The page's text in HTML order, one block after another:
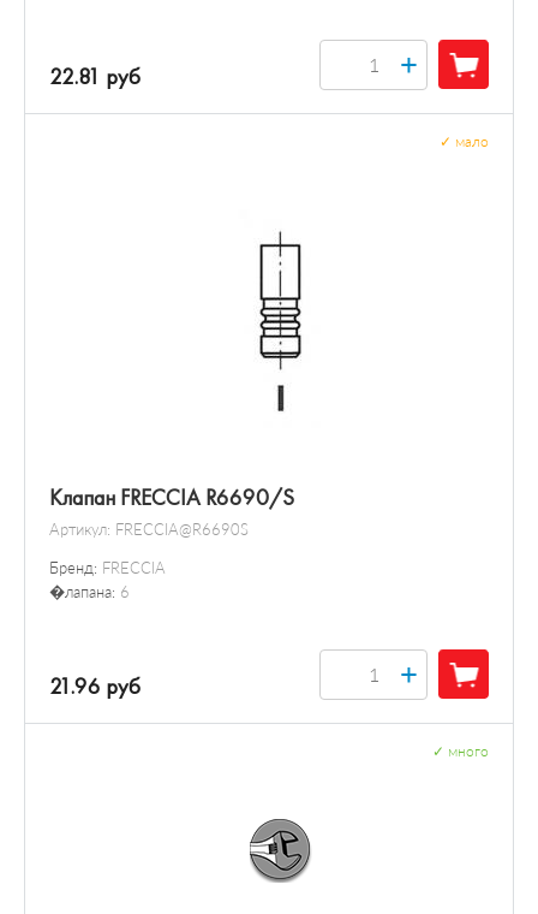
22.81 руб +
Клапан FRECCIA R6690/S
Артикул: FRECCIA@R6690S
Бренд: FRECCIA
�лапана: 6
мало
21.96 руб +
много